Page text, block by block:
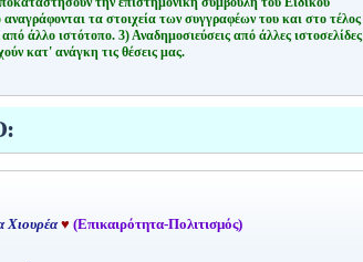
τα στοιχεία των συγγραφέων του και στο τέλος
άλλο ιστότοπο. 3) Αναδημοσιεύσεις από άλλες ιστοσελίδες
κατ' ανάγκη τις θέσεις μας.
Χιουρέα ♥ (Επικαιρότητα-Πολιτισμός)